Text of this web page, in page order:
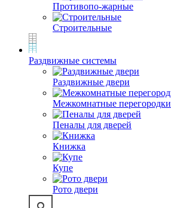
Противопо-жарные
Строительные
Раздвижные системы
Раздвижные двери
Межкомнатные перегородки
Пеналы для дверей
Книжка
Купе
Рото двери